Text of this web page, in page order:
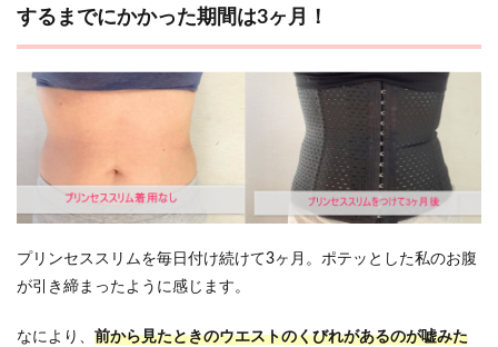
するまでにかかった期間は3ヶ月！
プリンセススリムを毎日付け続けて3ヶ月。ポテッとした私のお腹
が引き締まったように感じます。
なにより、 前から見たときのウエストのくびれがあるのが嘘みた